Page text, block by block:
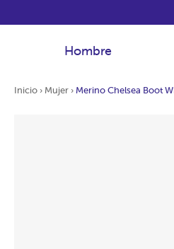
Hombre
Inicio › Mujer › Merino Chelsea Boot